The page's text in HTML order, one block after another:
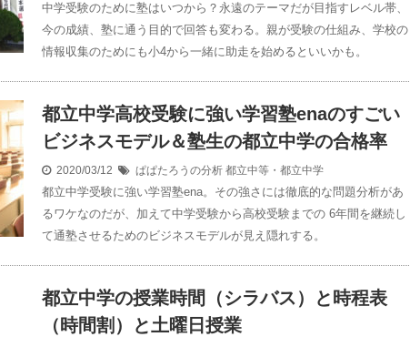
中学受験のために塾はいつから？永遠のテーマだが目指すレベル帯、
今の成績、塾に通う目的で回答も変わる。親が受験の仕組み、学校の
情報収集のためにも小4から一緒に助走を始めるといいかも。
都立中学高校受験に強い学習塾enaのすごい
ビジネスモデル＆塾生の都立中学の合格率
2020/03/12 ぱぱたろうの分析 都立中等・都立中学
都立中学受験に強い学習塾ena。その強さには徹底的な問題分析があ
るワケなのだが、加えて中学受験から高校受験までの 6年間を継続し
て通塾させるためのビジネスモデルが見え隠れする。
都立中学の授業時間（シラバス）と時程表
（時間割）と土曜日授業